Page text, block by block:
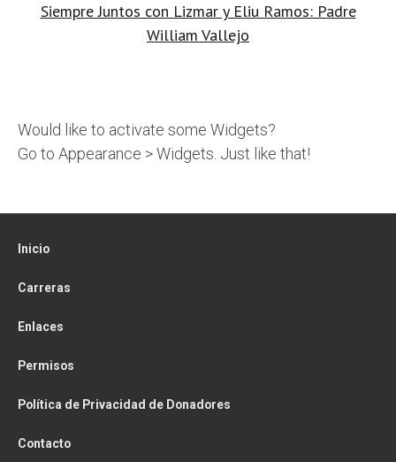
navigation
Siempre Juntos con Lizmar y Eliu Ramos: Padre
William Vallejo
Would like to activate some Widgets?
Go to Appearance > Widgets. Just like that!
Inicio
Carreras
Enlaces
Permisos
Política de Privacidad de Donadores
Contacto